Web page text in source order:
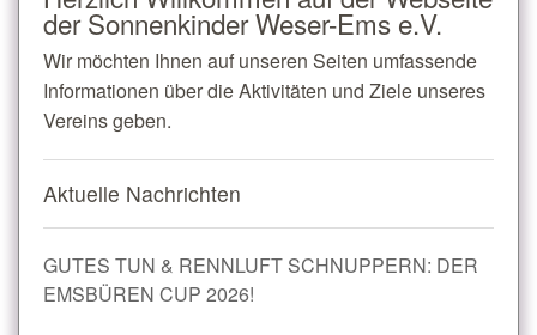
Aktuelles/Presse
Kontakt
der Sonnenkinder Weser-Ems e.V.
Wir möchten Ihnen auf unseren Seiten umfassende
Informationen über die Aktivitäten und Ziele unseres
Vereins geben.
Aktuelle Nachrichten
GUTES TUN & RENNLUFT SCHNUPPERN: DER
EMSBÜREN CUP 2026!